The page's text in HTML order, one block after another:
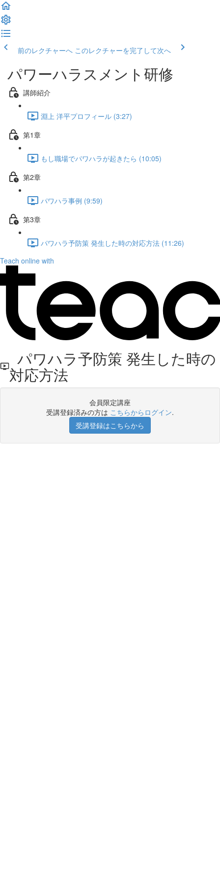
前のレクチャーへ このレクチャーを完了して次へ
パワーハラスメント研修
講師紹介
淵上 洋平プロフィール (3:27)
第1章
もし職場でパワハラが起きたら (10:05)
第2章
パワハラ事例 (9:59)
第3章
パワハラ予防策 発生した時の対応方法 (11:26)
Teach online with
パワハラ予防策 発生した時の
対応方法
会員限定講座
受講登録済みの方は こちらからログイン.
受講登録はこちらから